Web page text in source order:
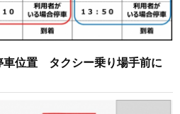
位置 タクシー乗り場手前に